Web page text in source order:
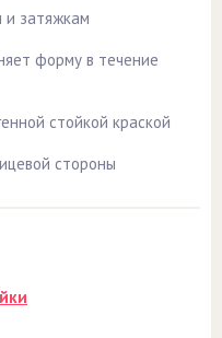
и затяжкам
форму в течение
стойкой краской
стороны